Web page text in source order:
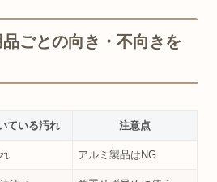
品ごとの向き・不向きを
ている汚れ 注意点
アルミ製品はNG